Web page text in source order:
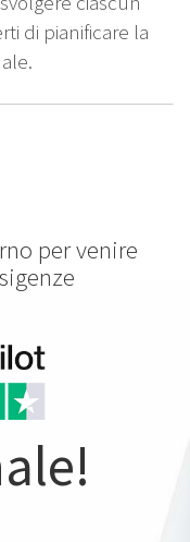
di pianificare la
per venire